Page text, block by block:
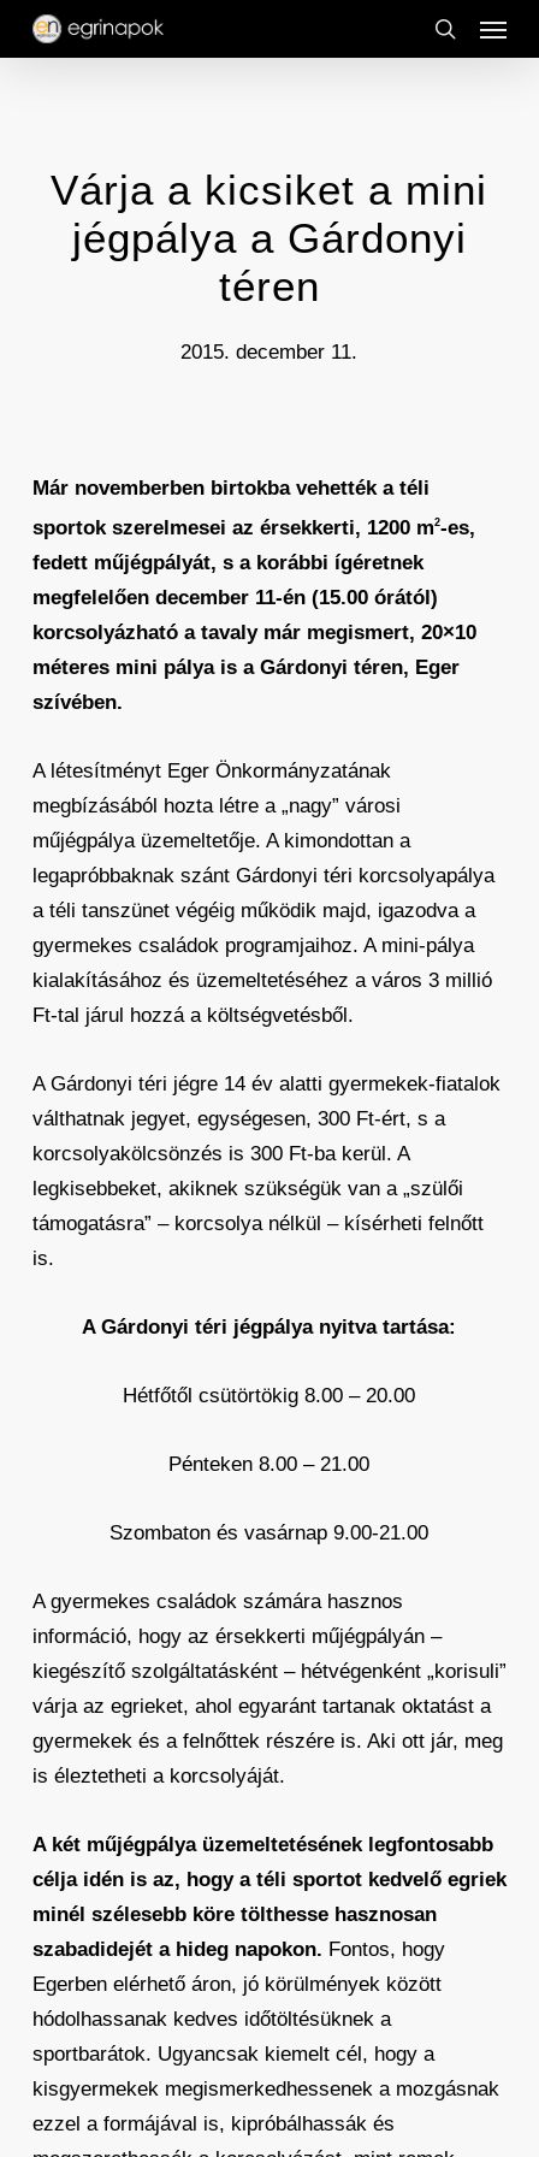
Skip
search
Menu
Várja a kicsiket a mini
jégpálya a Gárdonyi
téren
2015. december 11.
Már novemberben birtokba vehették a téli
sportok szerelmesei az érsekkerti, 1200 m2-es,
fedett műjégpályát, s a korábbi ígéretnek
megfelelően december 11-én (15.00 órától)
korcsolyázható a tavaly már megismert, 20×10
méteres mini pálya is a Gárdonyi téren, Eger
szívében.
A létesítményt Eger Önkormányzatának
megbízásából hozta létre a „nagy” városi
műjégpálya üzemeltetője. A kimondottan a
legapróbbaknak szánt Gárdonyi téri korcsolyapálya
a téli tanszünet végéig működik majd, igazodva a
gyermekes családok programjaihoz. A mini-pálya
kialakításához és üzemeltetéséhez a város 3 millió
Ft-tal járul hozzá a költségvetésből.
A Gárdonyi téri jégre 14 év alatti gyermekek-fiatalok
válthatnak jegyet, egységesen, 300 Ft-ért, s a
korcsolyakölcsönzés is 300 Ft-ba kerül. A
legkisebbeket, akiknek szükségük van a „szülői
támogatásra” – korcsolya nélkül – kísérheti felnőtt
is.
A Gárdonyi téri jégpálya nyitva tartása:
Hétfőtől csütörtökig 8.00 – 20.00
Pénteken 8.00 – 21.00
Szombaton és vasárnap 9.00-21.00
A gyermekes családok számára hasznos
információ, hogy az érsekkerti műjégpályán –
kiegészítő szolgáltatásként – hétvégenként „korisuli”
várja az egrieket, ahol egyaránt tartanak oktatást a
gyermekek és a felnőttek részére is. Aki ott jár, meg
is éleztetheti a korcsolyáját.
A két műjégpálya üzemeltetésének legfontosabb
célja idén is az, hogy a téli sportot kedvelő egriek
minél szélesebb köre tölthesse hasznosan
szabadidejét a hideg napokon. Fontos, hogy
Egerben elérhető áron, jó körülmények között
hódolhassanak kedves időtöltésüknek a
sportbarátok. Ugyancsak kiemelt cél, hogy a
kisgyermekek megismerkedhessenek a mozgásnak
ezzel a formájával is, kipróbálhassák és